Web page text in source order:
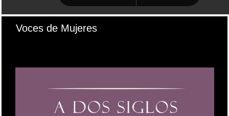
Voces de Mujeres